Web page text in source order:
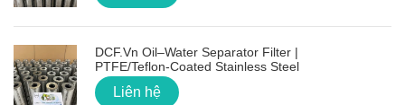
DCF.vn Oil–Water Separator Filter |
PTFE/Teflon‑Coated Stainless Steel
Liên hệ